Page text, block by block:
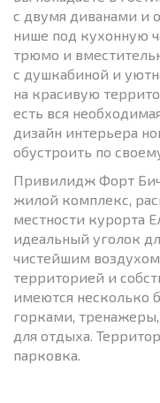
с двумя диванами и
нише под кухонную
трюмо и
с душкабиной и
на красивую
есть вся
дизайн интерьера
обустроить по
Привилидж Форт
жилой комплекс,
местности курорта
идеальный уголок
чистейшим
территорией и
имеются несколько
горками,
для отдыха.
парковка.